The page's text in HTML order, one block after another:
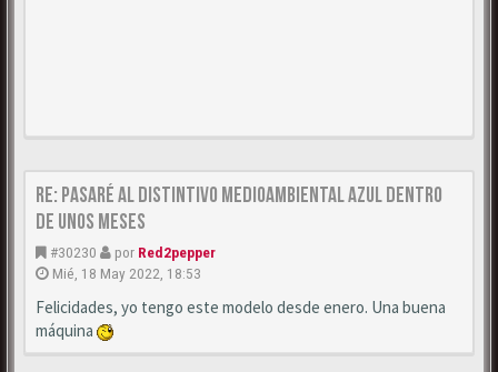
Re: Pasaré al distintivo medioambiental azul dentro
de unos meses
#30230 por Red2pepper
Mié, 18 May 2022, 18:53
Felicidades, yo tengo este modelo desde enero. Una buena
máquina